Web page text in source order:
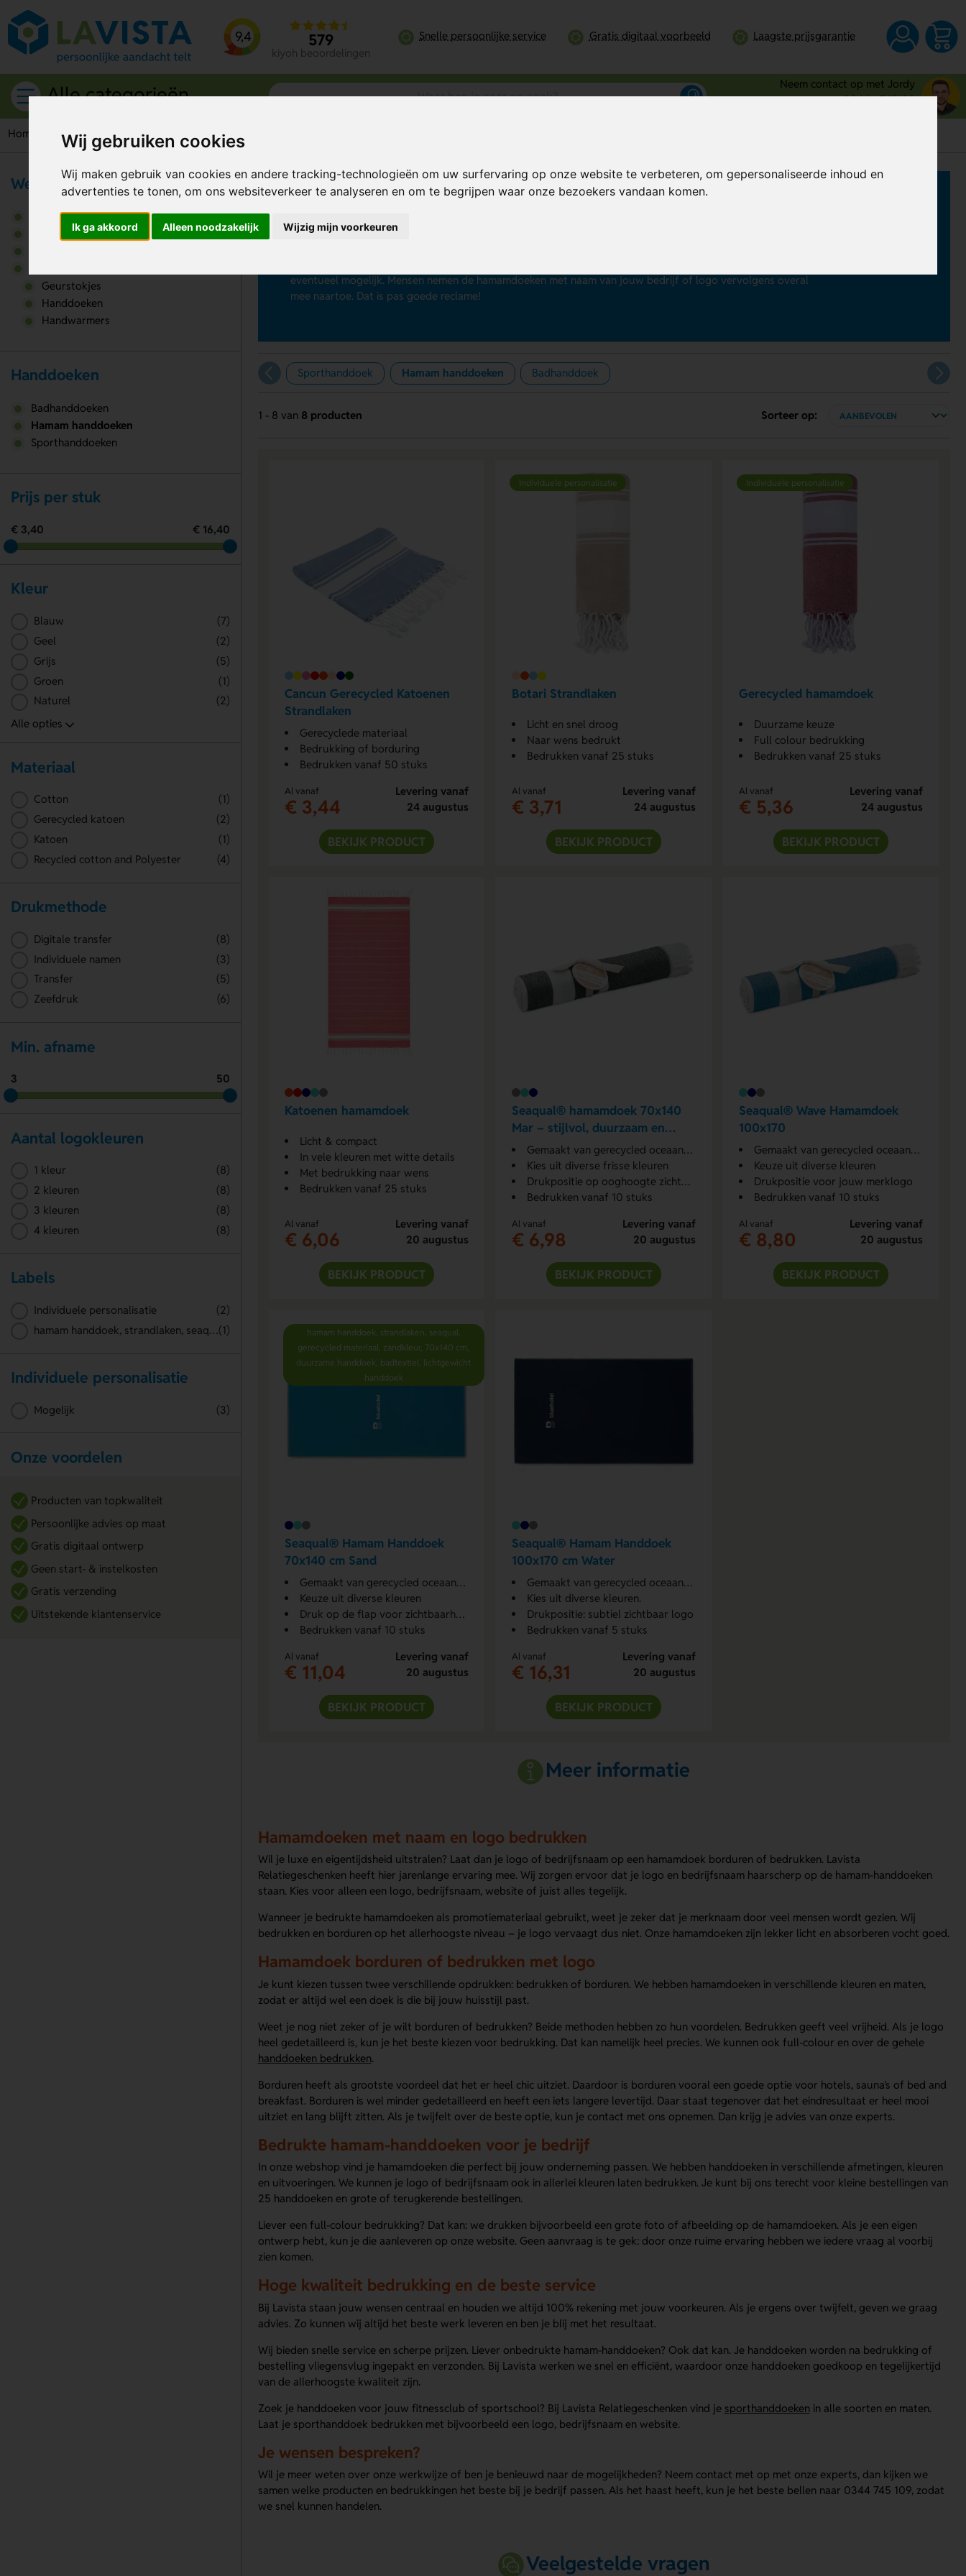
Wij gebruiken cookies
Wij maken gebruik van cookies en andere tracking-technologieën om uw surfervaring op onze website te verbeteren, om gepersonaliseerde inhoud en
advertenties te tonen, om ons websiteverkeer te analyseren en om te begrijpen waar onze bezoekers vandaan komen.
Ik ga akkoord Alleen noodzakelijk Wijzig mijn voorkeuren
9,4 579
kiyoh beoordelingen
Snelle persoonlijke service Gratis digitaal voorbeeld Laagste prijsgarantie
Alle categorieën
Neem contact op met Jordy
0344 - 745109
Home Wellness Handdoeken Hamam handdoeken
Hamam handdoeken bedrukken
Hamam handdoeken zijn het ideale relatiegeschenk. Dit promotiemateriaal leent zich uitstekend voor sauna’s,
eventueel mogelijk. Mensen nemen de hamamdoeken met naam van jouw bedrijf of logo vervolgens overal
mee naartoe. Dat is pas goede reclame!
Sporthanddoek Hamam handdoeken Badhanddoek
1 - 8 van 8 producten Sorteer op:
Cancun Gerecycled Katoenen
Strandlaken
Gerecyclede materiaal
Bedrukking of borduring
Bedrukken vanaf 50 stuks
Al vanaf
€ 3,44
Levering vanaf
24 augustus
BEKIJK PRODUCT
Individuele personalisatie
Botari Strandlaken
Licht en snel droog
Naar wens bedrukt
Bedrukken vanaf 25 stuks
Al vanaf
€ 3,71
Levering vanaf
24 augustus
BEKIJK PRODUCT
Individuele personalisatie
Gerecycled hamamdoek
Duurzame keuze
Full colour bedrukking
Bedrukken vanaf 25 stuks
Al vanaf
€ 5,36
Levering vanaf
24 augustus
BEKIJK PRODUCT
Katoenen hamamdoek
Licht & compact
In vele kleuren met witte details
Met bedrukking naar wens
Bedrukken vanaf 25 stuks
Al vanaf
€ 6,06
Levering vanaf
20 augustus
BEKIJK PRODUCT
Seaqual® hamamdoek 70x140
Mar – stijlvol, duurzaam en
zachtGemaakt van gerecycled oceaanplastic
Kies uit diverse frisse kleuren
Drukpositie op ooghoogte zichtbaar
Bedrukken vanaf 10 stuks
Al vanaf
€ 6,98
Levering vanaf
20 augustus
BEKIJK PRODUCT
Seaqual® Wave Hamamdoek
100x170
Gemaakt van gerecycled oceaanplastic
Keuze uit diverse kleuren
Drukpositie voor jouw merklogo
Bedrukken vanaf 10 stuks
Al vanaf
€ 8,80
Levering vanaf
20 augustus
BEKIJK PRODUCT
hamam handdoek, strandlaken, seaqual,
gerecycled materiaal, zandkleur, 70x140 cm,
duurzame handdoek, badtextiel, lichtgewicht
handdoek
Seaqual® Hamam Handdoek
70x140 cm Sand
Gemaakt van gerecycled oceaanplastic
Keuze uit diverse kleuren
Druk op de flap voor zichtbaarheid
Bedrukken vanaf 10 stuks
Al vanaf
€ 11,04
Levering vanaf
20 augustus
BEKIJK PRODUCT
Seaqual® Hamam Handdoek
100x170 cm Water
Gemaakt van gerecycled oceaanplastic
Kies uit diverse kleuren.
Drukpositie: subtiel zichtbaar logo
Bedrukken vanaf 5 stuks
Al vanaf
€ 16,31
Levering vanaf
20 augustus
BEKIJK PRODUCT
Meer informatie
Hamamdoeken met naam en logo bedrukken
Wil je luxe en eigentijdsheid uitstralen? Laat dan je logo of bedrijfsnaam op een hamamdoek borduren of bedrukken. Lavista
Relatiegeschenken heeft hier jarenlange ervaring mee. Wij zorgen ervoor dat je logo en bedrijfsnaam haarscherp op de hamam-handdoeken
staan. Kies voor alleen een logo, bedrijfsnaam, website of juist alles tegelijk.
Wanneer je bedrukte hamamdoeken als promotiemateriaal gebruikt, weet je zeker dat je merknaam door veel mensen wordt gezien. Wij
bedrukken en borduren op het allerhoogste niveau – je logo vervaagt dus niet. Onze hamamdoeken zijn lekker licht en absorberen vocht goed.
Hamamdoek borduren of bedrukken met logo
Je kunt kiezen tussen twee verschillende opdrukken: bedrukken of borduren. We hebben hamamdoeken in verschillende kleuren en maten,
zodat er altijd wel een doek is die bij jouw huisstijl past.
Weet je nog niet zeker of je wilt borduren of bedrukken? Beide methoden hebben zo hun voordelen. Bedrukken geeft veel vrijheid. Als je logo
heel gedetailleerd is, kun je het beste kiezen voor bedrukking. Dat kan namelijk heel precies. We kunnen ook full-colour en over de gehele
handdoeken bedrukken.
Borduren heeft als grootste voordeel dat het er heel chic uitziet. Daardoor is borduren vooral een goede optie voor hotels, sauna’s of bed and
breakfast. Borduren is wel minder gedetailleerd en heeft een iets langere levertijd. Daar staat tegenover dat het eindresultaat er heel mooi
uitziet en lang blijft zitten. Als je twijfelt over de beste optie, kun je contact met ons opnemen. Dan krijg je advies van onze experts.
Bedrukte hamam-handdoeken voor je bedrijf
In onze webshop vind je hamamdoeken die perfect bij jouw onderneming passen. We hebben handdoeken in verschillende afmetingen, kleuren
en uitvoeringen. We kunnen je logo of bedrijfsnaam ook in allerlei kleuren laten bedrukken. Je kunt bij ons terecht voor kleine bestellingen van
25 handdoeken en grote of terugkerende bestellingen.
Liever een full-colour bedrukking? Dat kan: we drukken bijvoorbeeld een grote foto of afbeelding op de hamamdoeken. Als je een eigen
ontwerp hebt, kun je die aanleveren op onze website. Geen aanvraag is te gek: door onze ruime ervaring hebben we iedere vraag al voorbij
zien komen.
Hoge kwaliteit bedrukking en de beste service
Bij Lavista staan jouw wensen centraal en houden we altijd 100% rekening met jouw voorkeuren. Als je ergens over twijfelt, geven we graag
advies. Zo kunnen wij altijd het beste werk leveren en ben je blij met het resultaat.
Wij bieden snelle service en scherpe prijzen. Liever onbedrukte hamam-handdoeken? Ook dat kan. Je handdoeken worden na bedrukking of
bestelling vliegensvlug ingepakt en verzonden. Bij Lavista werken we snel en efficiënt, waardoor onze handdoeken goedkoop en tegelijkertijd
van de allerhoogste kwaliteit zijn.
Zoek je handdoeken voor jouw fitnessclub of sportschool? Bij Lavista Relatiegeschenken vind je sporthanddoeken in alle soorten en maten.
Laat je sporthanddoek bedrukken met bijvoorbeeld een logo, bedrijfsnaam en website.
Je wensen bespreken?
Wil je meer weten over onze werkwijze of ben je benieuwd naar de mogelijkheden? Neem contact met op met onze experts, dan kijken we
samen welke producten en bedrukkingen het beste bij je bedrijf passen. Als het haast heeft, kun je het beste bellen naar 0344 745 109, zodat
we snel kunnen handelen.
Veelgestelde vragen
Wellness
Badproducten
Gezondheidsartikelen
Geurstokjes
Handdoeken
Handwarmers
Handdoeken
Badhanddoeken
Hamam handdoeken
Sporthanddoeken
Prijs per stuk
€ 3,40 € 16,40
Kleur
Blauw
(7)
Geel
(2)
Grijs
(5)
Groen
(1)
Naturel
(2)
Materiaal
Cotton
(1)
Gerecycled katoen
(2)
Katoen
(1)
Recycled cotton and Polyester
(4)
Drukmethode
Digitale transfer
(8)
Individuele namen
(3)
Transfer
(5)
Zeefdruk
(6)
Min. afname
3 50
Aantal logokleuren
1 kleur
(8)
2 kleuren
(8)
3 kleuren
(8)
4 kleuren
(8)
Labels
Individuele personalisatie
(2)
hamam handdoek, strandlaken, seaqual, gerecycled materiaal, zandkleur, 70x140 cm, duurzame handdoek, badtextiel, lichtgewicht handdoek
(1)
Individuele personalisatie
Mogelijk (3)
Onze voordelen
Producten van topkwaliteit
Persoonlijke advies op maat
Gratis digitaal ontwerp
Geen start- & instelkosten
Gratis verzending
Uitstekende klantenservice